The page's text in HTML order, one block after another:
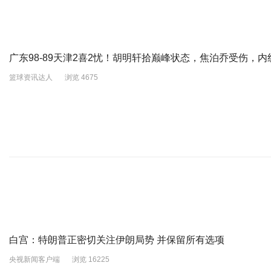
广东98-89天津2喜2忧！胡明轩拾巅峰状态，焦泊乔受伤，内
篮球资讯达人 浏览 4675
白宫：特朗普正密切关注伊朗局势 并保留所有选项
央视新闻客户端 浏览 16225